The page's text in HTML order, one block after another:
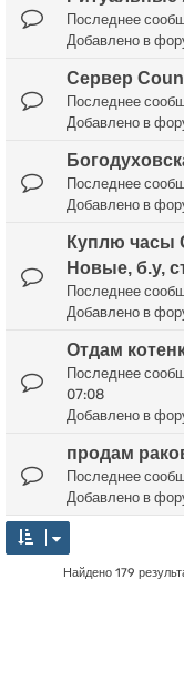
Последнее
Добавлено в
Сервер
Последнее
Добавлено в
Последнее
Добавлено в
Куплю часы
Новые, б.у,
Последнее
Добавлено в
Отдам
Последнее
07:08
Добавлено в
продам
Последнее
Добавлено в
Найдено 179